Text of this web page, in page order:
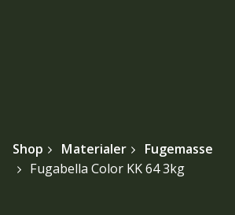
Shop Materialer
Fugemasse
Fugabella Color KK 64 3kg